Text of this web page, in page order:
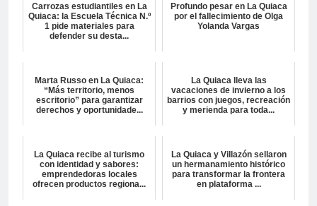
Carrozas estudiantiles en La
Quiaca: la Escuela Técnica N.º
1 pide materiales para
defender su desta...
Profundo pesar en La Quiaca
por el fallecimiento de Olga
Yolanda Vargas
Marta Russo en La Quiaca:
“Más territorio, menos
escritorio” para garantizar
derechos y oportunidade...
La Quiaca lleva las
vacaciones de invierno a los
barrios con juegos, recreación
y merienda para toda...
La Quiaca recibe al turismo
con identidad y sabores:
emprendedoras locales
ofrecen productos regiona...
La Quiaca y Villazón sellaron
un hermanamiento histórico
para transformar la frontera
en plataforma ...